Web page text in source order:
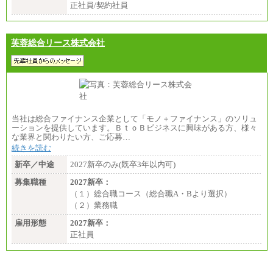
正社員/契約社員
芙蓉総合リース株式会社
当社は総合ファイナンス企業として「モノ＋ファイナンス」のソリュ
ーションを提供しています。ＢｔｏＢビジネスに興味がある方、様々
な業界と関わりたい方、ご応募…
続きを読む
新卒／中途
2027新卒のみ(既卒3年以内可)
募集職種
2027新卒：
（１）総合職コース（総合職A・Bより選択）
（２）業務職
雇用形態
2027新卒：
正社員